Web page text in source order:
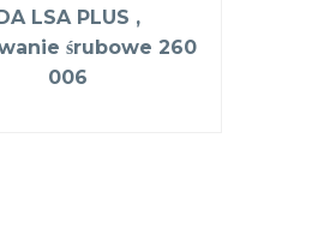
LSA PLUS ,
śrubowe 260
006